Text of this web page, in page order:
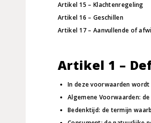
Artikel 15 – Klachtenregeling
Artikel 16 – Geschillen
Artikel 17 – Aanvullende of
Artikel 1 –
In deze voorwaarden
Algemene Voorwaarden:
Bedenktijd: de termijn